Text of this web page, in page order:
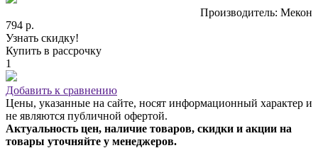
Производитель: Мекон
794 р.
Узнать скидку!
Купить в рассрочку
1
Добавить к сравнению
Цены, указанные на сайте, носят информационный характер и
не являются публичной офертой.
Актуальность цен, наличие товаров, скидки и акции на
товары уточняйте у менеджеров.